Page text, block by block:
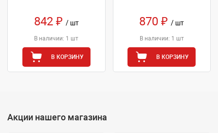
842 ₽ / шт
В наличии: 1 шт
В КОРЗИНУ
870 ₽/ шт
В наличии: 1 шт
В КОРЗИНУ
Акции нашего магазина